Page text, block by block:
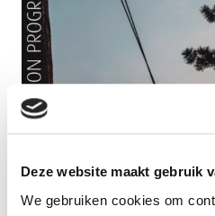
Deze website maakt gebruik
We gebruiken cookies om